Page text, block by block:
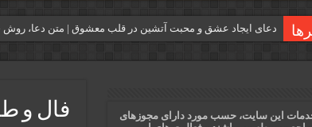
دعای ایجاد عشق و محبت آتشین در قلب معشوق | متن دعا، روش
قویترین ذکر استجابت دعا و حاجت روایی | ذکر اسماء الحسنی
فال و طالع
این سایت، حسب مورد دارای مجوزهای